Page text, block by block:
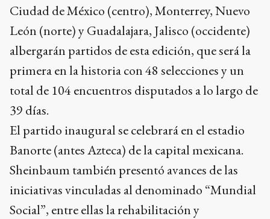
Ciudad de México (centro), Monterrey, Nuevo
León (norte) y Guadalajara, Jalisco (occidente)
albergarán partidos de esta edición, que será la
primera en la historia con 48 selecciones y un
total de 104 encuentros disputados a lo largo de
39 días.
El partido inaugural se celebrará en el estadio
Banorte (antes Azteca) de la capital mexicana.
Sheinbaum también presentó avances de las
iniciativas vinculadas al denominado “Mundial
Social”, entre ellas la rehabilitación y